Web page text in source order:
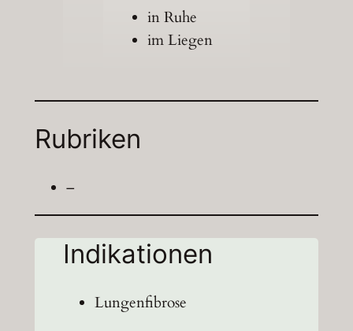
in Ruhe
im Liegen
Rubriken
–
Indikationen
Lungenfibrose